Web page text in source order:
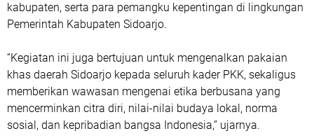
kabupaten, serta para pemangku kepentingan di lingkungan
Pemerintah Kabupaten Sidoarjo.
“Kegiatan ini juga bertujuan untuk mengenalkan pakaian
khas daerah Sidoarjo kepada seluruh kader PKK, sekaligus
memberikan wawasan mengenai etika berbusana yang
mencerminkan citra diri, nilai-nilai budaya lokal, norma
sosial, dan kepribadian bangsa Indonesia,” ujarnya.